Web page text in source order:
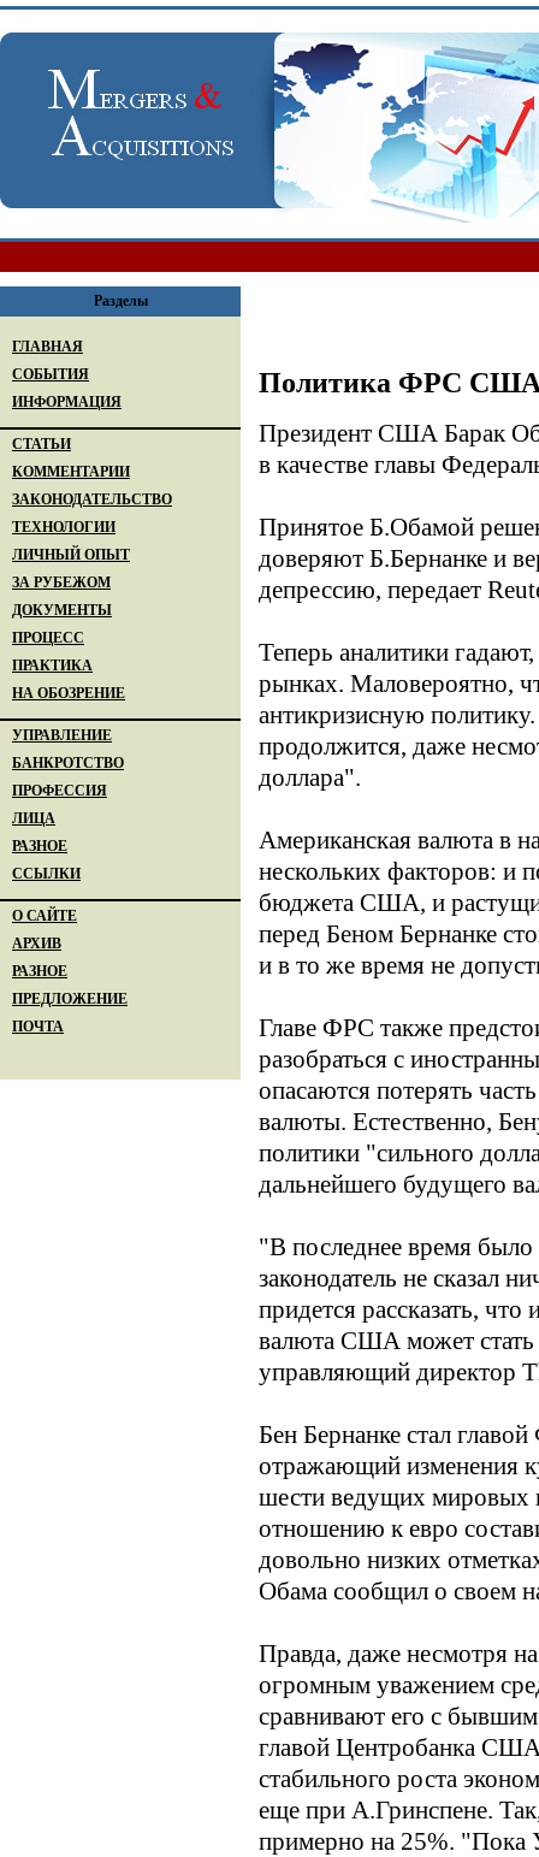
Разделы
ГЛАВНАЯ
СОБЫТИЯ
ИНФОРМАЦИЯ
СТАТЬИ
КОММЕНТАРИИ
ЗАКОНОДАТЕЛЬСТВО
ТЕХНОЛОГИИ
ЛИЧНЫЙ ОПЫТ
ЗА РУБЕЖОМ
ДОКУМЕНТЫ
ПРОЦЕСС
ПРАКТИКА
НА ОБОЗРЕНИЕ
УПРАВЛЕНИЕ
БАНКРОТСТВО
ПРОФЕССИЯ
ЛИЦА
РАЗНОЕ
ССЫЛКИ
О САЙТЕ
АРХИВ
РАЗНОЕ
ПРЕДЛОЖЕНИЕ
ПОЧТА
Политика ФРС США
Президент США Барак
в качестве главы
Принятое Б.Обамой
доверяют Б.Бернанке и
депрессию, передает
Теперь аналитики
рынках. Маловероятно,
антикризисную
продолжится, даже
доллара".
Американская валюта в
нескольких факторов: и
бюджета США, и
перед Беном Бернанке
и в то же время не
Главе ФРС также
разобраться с
опасаются потерять
валюты. Естественно,
политики "сильного
дальнейшего будущего
"В последнее время
законодатель не сказал
придется рассказать,
валюта США может стать
управляющий директор
Бен Бернанке стал
отражающий изменения
шести ведущих мировых
отношению к евро
довольно низких
Обама сообщил о своем
Правда, даже несмотря
огромным уважением
сравнивают его с
главой Центробанка
стабильного роста
еще при А.Гринспене.
примерно на 25%. "Пока